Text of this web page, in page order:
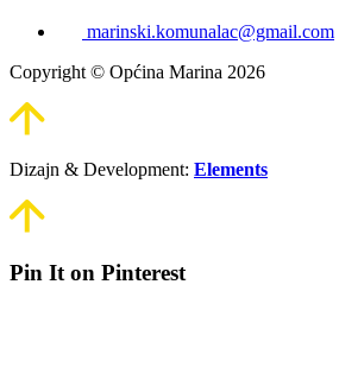
marinski.komunalac@gmail.com
Copyright © Općina Marina 2026
Dizajn & Development: Elements
Pin It on Pinterest